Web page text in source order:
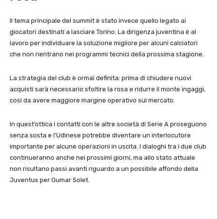
Il tema principale del summit è stato invece quello legato ai
giocatori destinati a lasciare Torino. La dirigenza juventina è al
lavoro per individuare la soluzione migliore per alcuni calciatori
che non rientrano nei programmi tecnici della prossima stagione.
La strategia del club è ormai definita: prima di chiudere nuovi
acquisti sarà necessario sfoltire la rosa e ridurre il monte ingaggi,
così da avere maggiore margine operativo sul mercato.
In quest’ottica i contatti con le altre società di Serie A proseguono
senza sosta e l’Udinese potrebbe diventare un interlocutore
importante per alcune operazioni in uscita. I dialoghi tra i due club
continueranno anche nei prossimi giorni, ma allo stato attuale
non risultano passi avanti riguardo a un possibile affondo della
Juventus per Oumar Solet.